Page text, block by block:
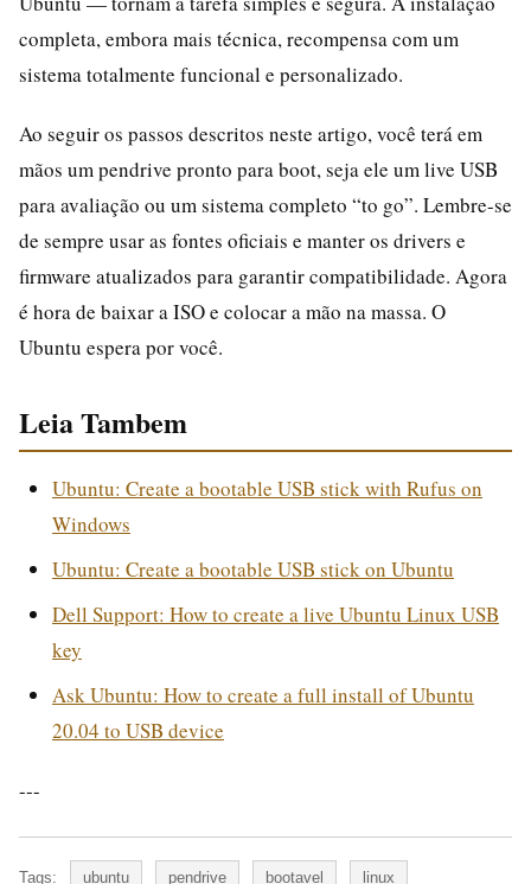
completa, embora mais técnica, recompensa com um
sistema totalmente funcional e personalizado.
Ao seguir os passos descritos neste artigo, você terá em
mãos um pendrive pronto para boot, seja ele um live USB
para avaliação ou um sistema completo “to go”. Lembre-se
de sempre usar as fontes oficiais e manter os drivers e
firmware atualizados para garantir compatibilidade. Agora
é hora de baixar a ISO e colocar a mão na massa. O
Ubuntu espera por você.
Leia Tambem
Ubuntu: Create a bootable USB stick with Rufus on
Windows
Ubuntu: Create a bootable USB stick on Ubuntu
Dell Support: How to create a live Ubuntu Linux USB
key
Ask Ubuntu: How to create a full install of Ubuntu
20.04 to USB device
---
Tags: ubuntu pendrive bootavel linux